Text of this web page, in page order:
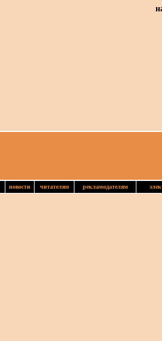
новости читателям рекламодателям